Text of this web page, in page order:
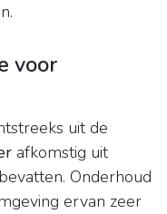
voor
uit de
afkomstig uit
Onderhoud
ervan zeer